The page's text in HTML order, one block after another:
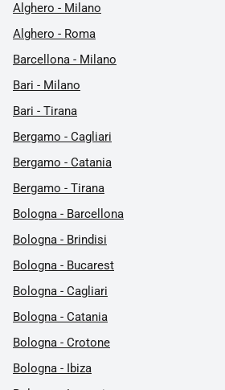
Alghero - Milano
Alghero - Roma
Barcellona - Milano
Bari - Milano
Bari - Tirana
Bergamo - Cagliari
Bergamo - Catania
Bergamo - Tirana
Bologna - Barcellona
Bologna - Brindisi
Bologna - Bucarest
Bologna - Cagliari
Bologna - Catania
Bologna - Crotone
Bologna - Ibiza